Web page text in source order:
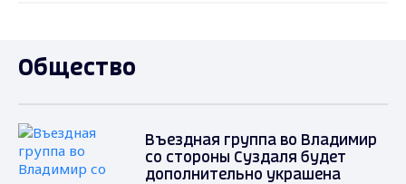
Общество
Въездная группа во Владимир
со стороны Суздаля будет
дополнительно украшена